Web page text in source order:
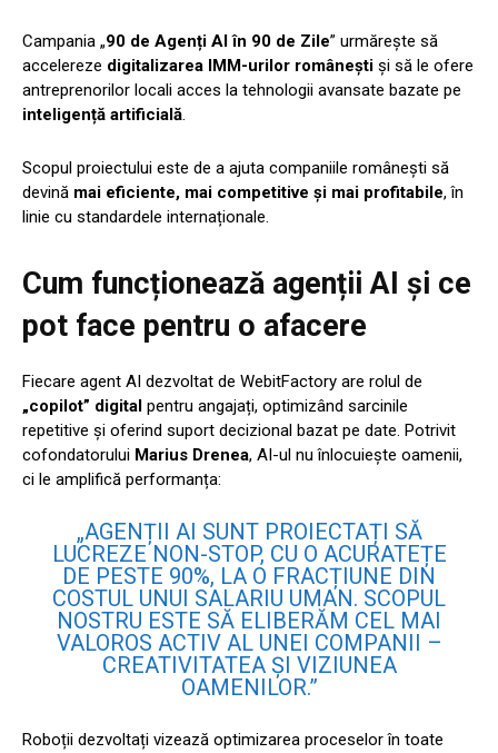
Campania „90 de Agenți AI în 90 de Zile” urmărește să
accelereze digitalizarea IMM-urilor românești și să le ofere
antreprenorilor locali acces la tehnologii avansate bazate pe
inteligență artificială.
Scopul proiectului este de a ajuta companiile românești să
devină mai eficiente, mai competitive și mai profitabile, în
linie cu standardele internaționale.
Cum funcționează agenții AI și ce
pot face pentru o afacere
Fiecare agent AI dezvoltat de WebitFactory are rolul de
„copilot” digital pentru angajați, optimizând sarcinile
repetitive și oferind suport decizional bazat pe date. Potrivit
cofondatorului Marius Drenea, AI-ul nu înlocuiește oamenii,
ci le amplifică performanța:
„AGENȚII AI SUNT PROIECTAȚI SĂ
LUCREZE NON-STOP, CU O ACURATEȚE
DE PESTE 90%, LA O FRACȚIUNE DIN
COSTUL UNUI SALARIU UMAN. SCOPUL
NOSTRU ESTE SĂ ELIBERĂM CEL MAI
VALOROS ACTIV AL UNEI COMPANII –
CREATIVITATEA ȘI VIZIUNEA
OAMENILOR.”
Roboții dezvoltați vizează optimizarea proceselor în toate